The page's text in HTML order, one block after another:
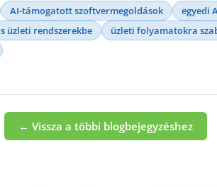
AI-támogatott szoftvermegoldások
egyedi
üzleti rendszerekbe
üzleti folyamatokra
← Vissza a többi blogbejegyzéshez